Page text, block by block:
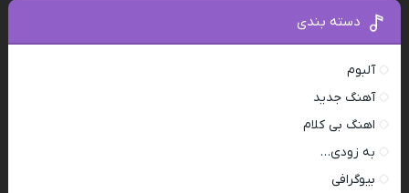
دسته بندی
آلبوم
آهنگ جدید
اهنگ بی کلام
به زودی…
بیوگرافی